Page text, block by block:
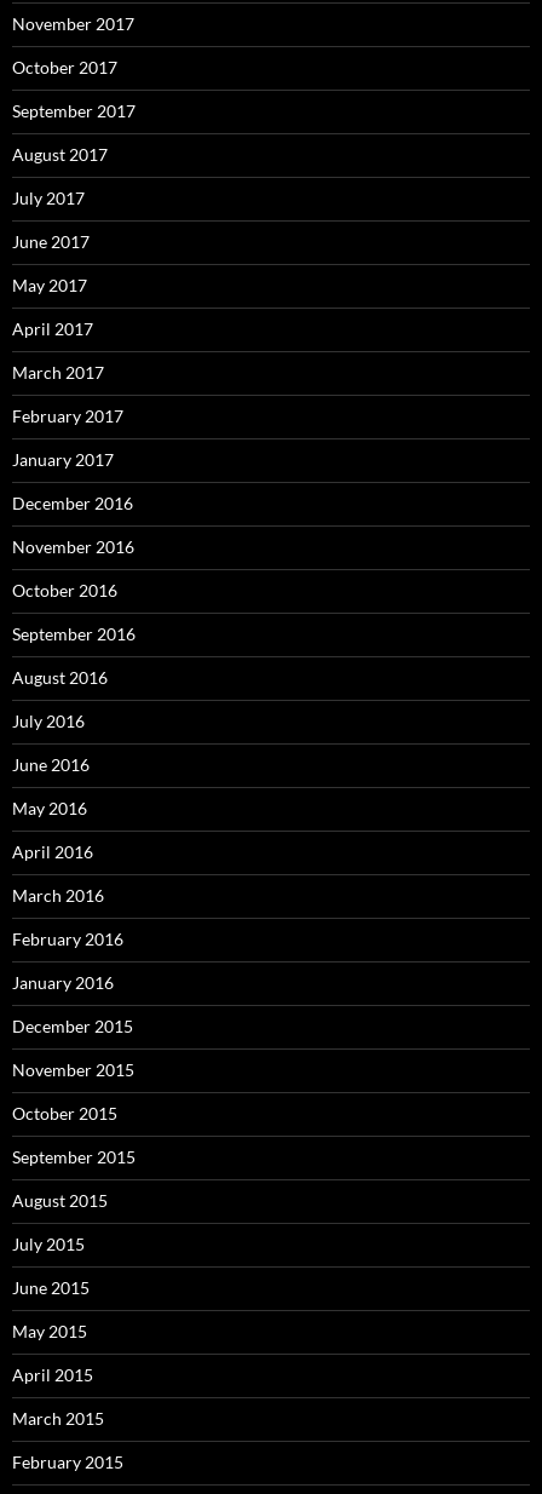
November 2017
October 2017
September 2017
August 2017
July 2017
June 2017
May 2017
April 2017
March 2017
February 2017
January 2017
December 2016
November 2016
October 2016
September 2016
August 2016
July 2016
June 2016
May 2016
April 2016
March 2016
February 2016
January 2016
December 2015
November 2015
October 2015
September 2015
August 2015
July 2015
June 2015
May 2015
April 2015
March 2015
February 2015